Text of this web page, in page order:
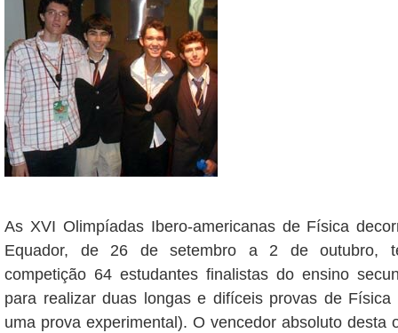
As XVI Olimpíadas Ibero-americanas de Física
Equador, de 26 de setembro a 2 de outubro,
competição 64 estudantes finalistas do ensino
para realizar duas longas e difíceis provas de
uma prova experimental). O vencedor absoluto desta